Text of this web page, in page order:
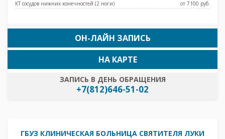
КТ сосудов нижних конечностей (2 ноги) от 7100 pуб.
ОН-ЛАЙН ЗАПИСЬ
ЗАПИСЬ В ДЕНЬ ОБРАЩЕНИЯ
+7(812)646-51-02
НА КАРТЕ
ГБУЗ КЛИНИЧЕСКАЯ БОЛЬНИЦА СВЯТИТЕЛЯ ЛУКИ